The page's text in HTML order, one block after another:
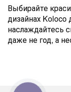
Выбирайте
дизайнах
наслаждайтесь
даже не год, а